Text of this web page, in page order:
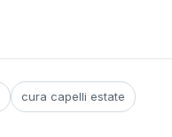
cura capelli estate